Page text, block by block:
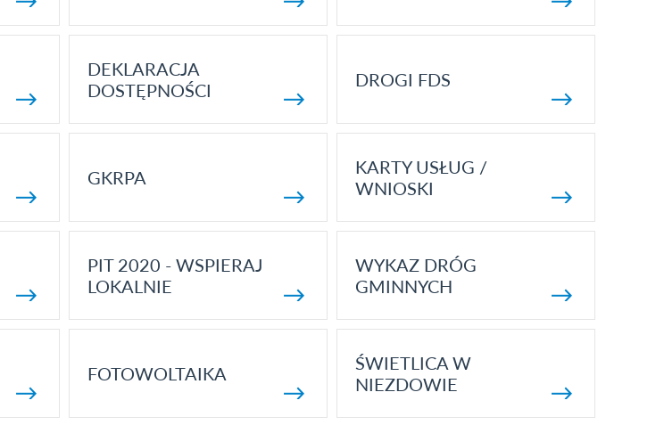
DEKLARACJA
DOSTĘPNOŚCI
DROGI FDS
GKRPA
KARTY USŁUG /
WNIOSKI
PIT 2020 - WSPIERAJ
LOKALNIE
WYKAZ DRÓG
GMINNYCH
FOTOWOLTAIKA
ŚWIETLICA W
NIEZDOWIE